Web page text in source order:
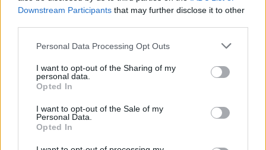
Downstream Participants that may further disclose it to other
Personal Data Processing Opt Outs
I want to opt-out of the Sharing of my
personal data.
Opted In
I want to opt-out of the Sale of my
Personal Data.
Opted In
Estado del tráfico e incidencias de la DGT en
según la dirección general de tráfico
Estado del tráfico e incidencias de la DGT en
Montcada I Reixac Barcelona
Actualmente no hay incidencias de tráfico cerca de
Montcada I Reixac Barcelona según la dirección general de
Localidades que puedes ver por el camino